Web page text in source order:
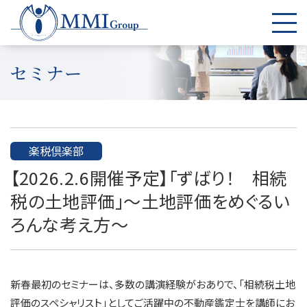
セミナー
楽税倶楽部
【2026.2.6開催予定】「ずばり！ 相続
税の土地評価」～土地評価をめぐるい
ろんな考え方～
新春最初のセミナーは、多数の講演経験がおありで、「相続税土地
評価のスペシャリスト」としてご活躍中の不動産鑑定士を講師にお